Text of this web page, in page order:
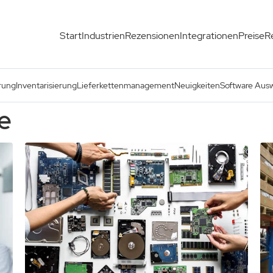
StartIndustrienRezensionenIntegrationenPreise
InventarisierungLieferkettenmanagementNeuigkeitenSoftware